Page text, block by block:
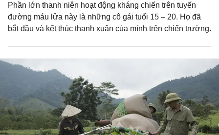
Phần lớn thanh niên hoạt động kháng chiến trên tuyến
đường máu lửa này là những cô gái tuổi 15 – 20. Họ đã
bắt đầu và kết thúc thanh xuân của mình trên chiến trường.